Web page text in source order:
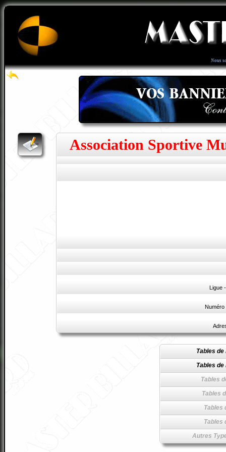
Nous
Association Sportive
Ligue
Numéro
Tables
Tables
Tables
Tables
Tables
Tables
Autres